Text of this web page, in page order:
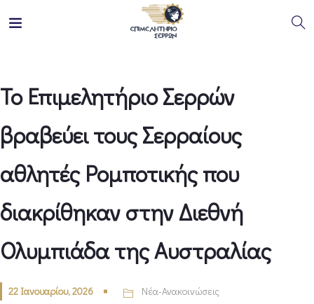
Το Επιμελητήριο Σερρών
βραβεύει τους Σερραίους
αθλητές Ρομποτικής που
διακρίθηκαν στην Διεθνή
Ολυμπιάδα της Αυστραλίας
22 Ιανουαρίου, 2026 Νέα-Ανακοινώσεις